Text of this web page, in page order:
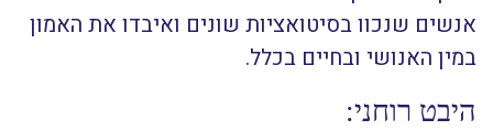
אנשים שנכוו בסיטואציות שונים ואיבדו את האמון
במין האנושי ובחיים בכלל.
היבט רוחני: